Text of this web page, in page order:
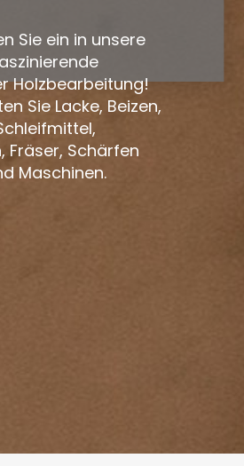
Sie ein in unsere
Holzbearbeitung!
Sie Lacke, Beizen,
Fräser, Schärfen
Maschinen.